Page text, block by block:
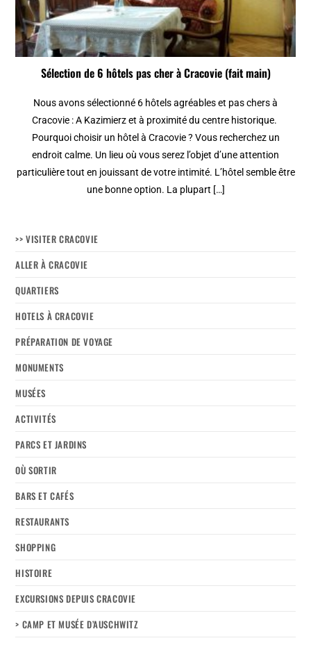
Sélection de 6 hôtels pas cher à Cracovie (fait main)
Nous avons sélectionné 6 hôtels agréables et pas chers à
Cracovie : A Kazimierz et à proximité du centre historique.
Pourquoi choisir un hôtel à Cracovie ? Vous recherchez un
endroit calme. Un lieu où vous serez l’objet d’une attention
particulière tout en jouissant de votre intimité. L’hôtel semble être
une bonne option. La plupart […]
>> VISITER CRACOVIE
ALLER À CRACOVIE
QUARTIERS
HOTELS À CRACOVIE
PRÉPARATION DE VOYAGE
MONUMENTS
MUSÉES
ACTIVITÉS
PARCS ET JARDINS
OÙ SORTIR
BARS ET CAFÉS
RESTAURANTS
SHOPPING
HISTOIRE
EXCURSIONS DEPUIS CRACOVIE
> CAMP ET MUSÉE D’AUSCHWITZ